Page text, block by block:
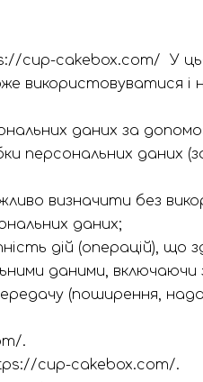
cup-cakebox.com/ У
використовуватися і
даних за
персональних даних
визначити без
даних;
дій (операцій), що
даними, включаючи
(поширення,
.
cup-cakebox.com/.